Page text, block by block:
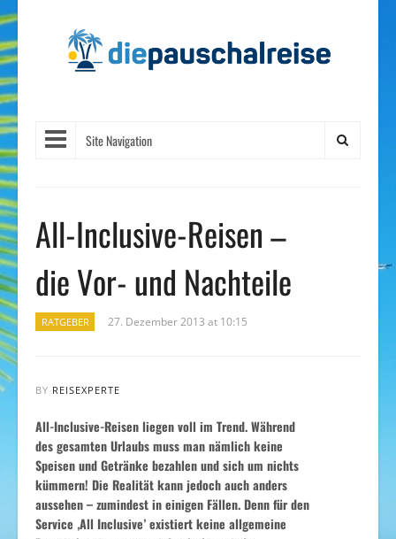
Site Navigation
All-Inclusive-Reisen –
die Vor- und Nachteile
RATGEBER 27. Dezember 2013 at 10:15
BY REISEXPERTE
All-Inclusive-Reisen liegen voll im Trend. Während
des gesamten Urlaubs muss man nämlich keine
Speisen und Getränke bezahlen und sich um nichts
kümmern! Die Realität kann jedoch auch anders
aussehen – zumindest in einigen Fällen. Denn für den
Service ‚All Inclusive’ existiert keine allgemeine